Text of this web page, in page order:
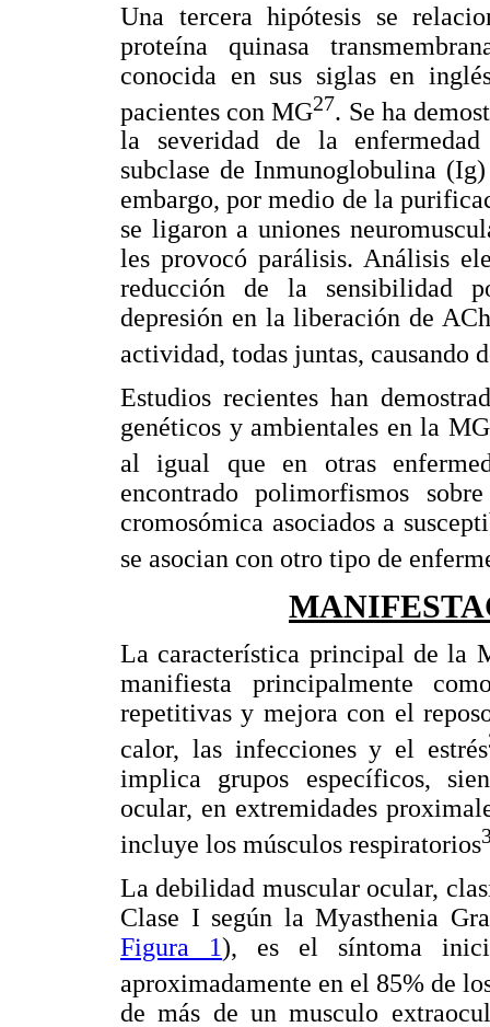
Una tercera hipótesis se
proteína quinasa
conocida en sus siglas en
pacientes con MG27. Se ha
la severidad de la
subclase de Inmunoglobulina
embargo, por medio de la
se ligaron a uniones
les provocó parálisis. Análisis
reducción de la sensibilidad
depresión en la liberación de
actividad, todas juntas, causando
Estudios recientes han
genéticos y ambientales en la
al igual que en otras
encontrado polimorfismos
cromosómica asociados a
se asocian con otro tipo de
La característica principal de la
manifiesta principalmente
repetitivas y mejora con el
calor, las infecciones y el estrés
implica grupos específicos,
ocular, en extremidades
incluye los músculos respiratorios
La debilidad muscular ocular,
Clase I según la Myasthenia
Figura 1), es el síntoma
aproximadamente en el 85% de
de más de un musculo